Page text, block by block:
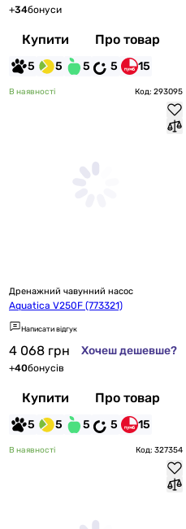
+34бонуси
Купити Про товар
5 5 5 5 15
В наявності Код: 293095
Дренажний чавунний насос
Aquatica V250F (773321)
Написати відгук
4 068 грн Хочеш дешевше?
+40бонусів
Купити Про товар
5 5 5 5 15
В наявності Код: 327354